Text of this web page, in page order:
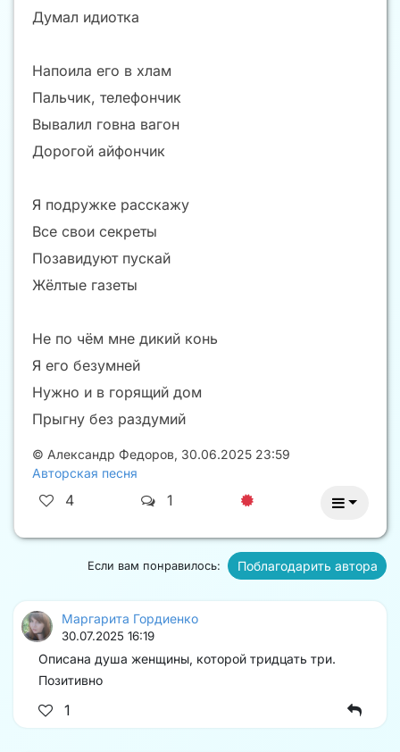
Думал идиотка
Напоила его в хлам
Пальчик, телефончик
Вывалил говна вагон
Дорогой айфончик
Я подружке расскажу
Все свои секреты
Позавидуют пускай
Жёлтые газеты
Не по чём мне дикий конь
Я его безумней
Нужно и в горящий дом
Прыгну без раздумий
© Александр Федоров, 30.06.2025 23:59
Авторская песня
4 1
Если вам понравилось: Поблагодарить автора
Маргарита Гордиенко
30.07.2025 16:19
Описана душа женщины, которой тридцать три.
Позитивно
1